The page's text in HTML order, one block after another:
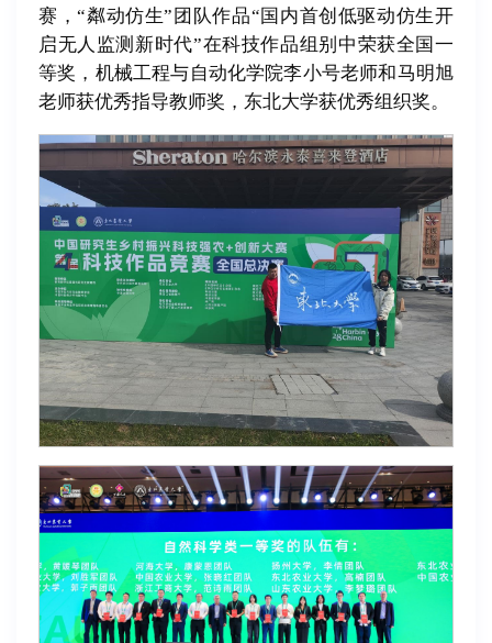
赛，“粼动仿生”团队作品“国内首创低驱动仿生开
启无人监测新时代”在科技作品组别中荣获全国一
等奖，机械工程与自动化学院李小号老师和马明旭
老师获优秀指导教师奖，东北大学获优秀组织奖。